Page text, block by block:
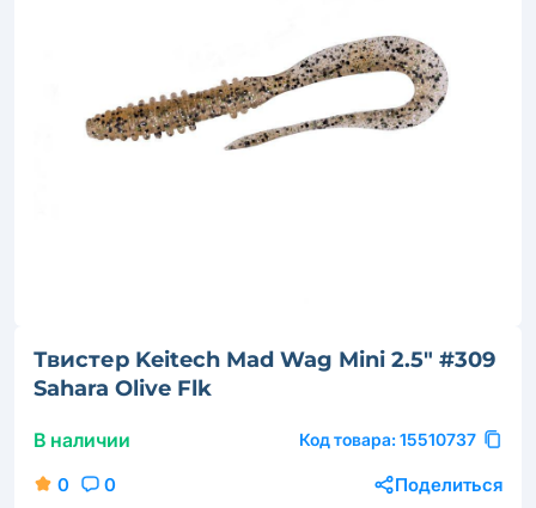
Твистер Keitech Mad Wag Mini 2.5" #309
Sahara Olive Flk
В наличии Код товара: 15510737
0 0 Поделиться